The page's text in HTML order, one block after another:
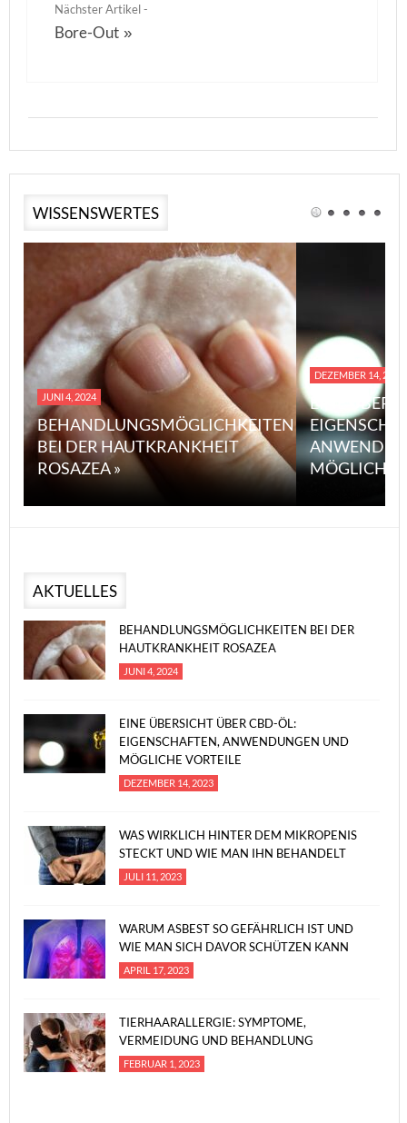
Nächster Artikel -
Bore-Out »
WISSENSWERTES
JUNI 4, 2024
BEHANDLUNGSMÖGLICHKEITEN
BEI DER HAUTKRANKHEIT
ROSAZEA »
DEZEMBER 14, 2023
EINE
MÖGLICHE
AKTUELLES
BEHANDLUNGSMÖGLICHKEITEN BEI DER
HAUTKRANKHEIT ROSAZEA
JUNI 4, 2024
EINE ÜBERSICHT ÜBER CBD-ÖL:
EIGENSCHAFTEN, ANWENDUNGEN UND
MÖGLICHE VORTEILE
DEZEMBER 14, 2023
WAS WIRKLICH HINTER DEM MIKROPENIS
STECKT UND WIE MAN IHN BEHANDELT
JULI 11, 2023
WARUM ASBEST SO GEFÄHRLICH IST UND
WIE MAN SICH DAVOR SCHÜTZEN KANN
APRIL 17, 2023
TIERHAARALLERGIE: SYMPTOME,
VERMEIDUNG UND BEHANDLUNG
FEBRUAR 1, 2023